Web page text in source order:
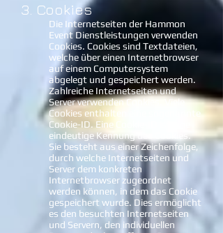
3. Cookies
Die Internetseiten der Hammon
Event Dienstleistungen verwenden
Cookies. Cookies sind Textdateien,
welche über einen Internetbrowser
auf einem Computersystem
abgelegt und gespeichert werden.
Zahlreiche Internetseiten und
Server verwenden Cookies. Viele
Cookies enthalten eine sogenannte
Cookie-ID. Eine Cookie-ID ist eine
eindeutige Kennung des Cookies.
Sie besteht aus einer Zeichenfolge,
durch welche Internetseiten und
Server dem konkreten
Internetbrowser zugeordnet
werden können, in dem das Cookie
gespeichert wurde. Dies ermöglicht
es den besuchten Internetseiten
und Servern, den individuellen